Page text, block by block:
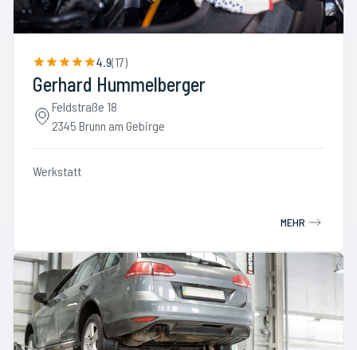
4.9(17)
Gerhard Hummelberger
Feldstraße 18
2345 Brunn am Gebirge
Werkstatt
MEHR